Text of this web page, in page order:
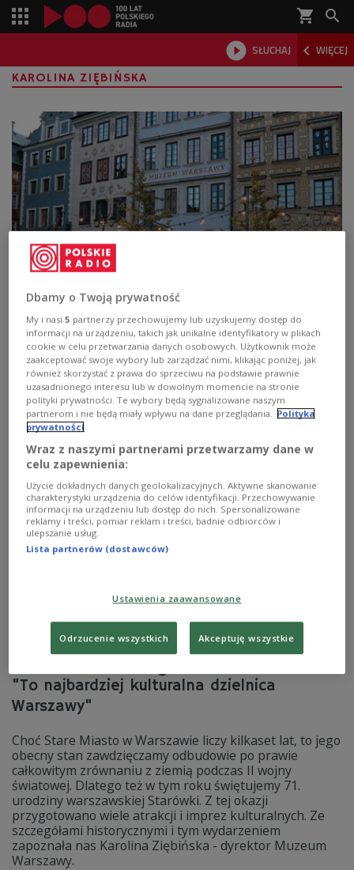
shopping_cart 
 SŁUCHAJ  WIĘCEJ

KAROLINA ZIĘBIŃSKA
Lekcje muzealne, śpiew i fotografia. Co
planuje Muzeum Warszawy w 2025 roku?
Ćwierć miliona odwiedzających, ponad osiemset
wydarzeń, w tym wystaw, warsztatów i pokazów
filmowych - to tylko kilka liczb obrazujących mijający rok
w Muzeum Warszawy. - Kolejny rok zapowiada się
równie intensywnie - zdradziła w radiowej
Dwójce dyrektorka instytucji Karolina Ziębińska.
Zobacz więcej na temat:
Dwójka KULTURA muzeum Warszawa fotografia
wystawa
Zobacz także
"To najbardziej kulturalna dzielnica
Warszawy"
Choć Stare Miasto w Warszawie liczy kilkaset lat, to jego
obecny stan zawdzięczamy odbudowie po prawie
całkowitym zrównaniu z ziemią podczas II wojny
światowej. Dlatego też w tym roku świętujemy 71.
urodziny warszawskiej Starówki. Z tej okazji
przygotowano wiele atrakcji i imprez kulturalnych. Ze
szczegółami historycznymi i tym wydarzeniem
zapoznała nas Karolina Ziębińska - dyrektor Muzeum
Warszawy.
Dbamy o Twoją prywatność
My i nasi5 partnerzy przechowujemy lub uzyskujemy dostęp do
informacji na urządzeniu, takich jak unikalne identyfikatory w plikach
cookie w celu przetwarzania danych osobowych. Użytkownik może
zaakceptować swoje wybory lub zarządzać nimi, klikając poniżej, jak
również skorzystać z prawa do sprzeciwu na podstawie prawnie
uzasadnionego interesu lub w dowolnym momencie na stronie
polityki prywatności. Te wybory będą sygnalizowane naszym
partnerom i nie będą miały wpływu na dane przeglądania.
Polityka
prywatności
Wraz z naszymi partnerami przetwarzamy dane w
celu zapewnienia:
Użycie dokładnych danych geolokalizacyjnych. Aktywne skanowanie
charakterystyki urządzenia do celów identyfikacji. Przechowywanie
informacji na urządzeniu lub dostęp do nich. Spersonalizowane
reklamy i treści, pomiar reklam i treści, badnie odbiorców i
ulepszanie usług.
Lista partnerów (dostawców)
Ustawienia zaawansowane
Odrzucenie wszystkich Akceptuję wszystkie